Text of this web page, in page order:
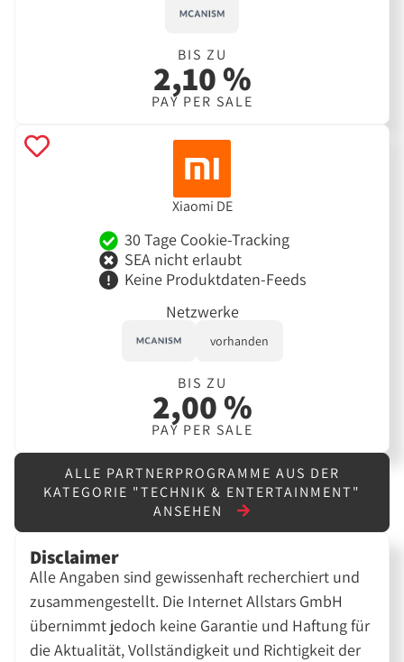
BIS ZU
2,10 %
PAY PER SALE
Xiaomi DE
30 Tage Cookie-Tracking
SEA nicht erlaubt
Keine Produktdaten-Feeds
Netzwerke
vorhanden
BIS ZU
2,00 %
PAY PER SALE
ALLE PARTNERPROGRAMME AUS DER
KATEGORIE "TECHNIK & ENTERTAINMENT"
ANSEHEN
Disclaimer
Alle Angaben sind gewissenhaft recherchiert und
zusammengestellt. Die Internet Allstars GmbH
übernimmt jedoch keine Garantie und Haftung für
die Aktualität, Vollständigkeit und Richtigkeit der